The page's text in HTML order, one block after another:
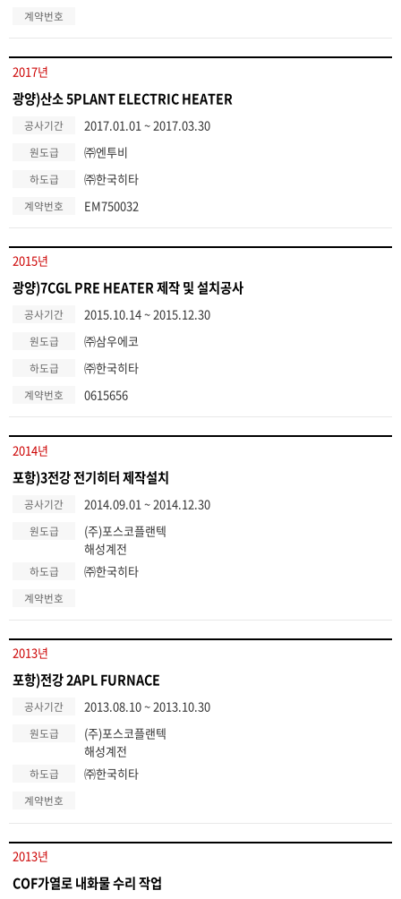
계약번호
2017년
광양)산소 5PLANT ELECTRIC HEATER
공사기간 2017.01.01 ~ 2017.03.30
원도급 ㈜엔투비
하도급 ㈜한국히타
계약번호 EM750032
2015년
광양)7CGL PRE HEATER 제작 및 설치공사
공사기간 2015.10.14 ~ 2015.12.30
원도급 ㈜삼우에코
하도급 ㈜한국히타
계약번호 0615656
2014년
포항)3전강 전기히터 제작설치
공사기간 2014.09.01 ~ 2014.12.30
원도급
(주)포스코플랜텍
해성계전
하도급 ㈜한국히타
계약번호
2013년
포항)전강 2APL FURNACE
공사기간 2013.08.10 ~ 2013.10.30
원도급
(주)포스코플랜텍
해성계전
하도급 ㈜한국히타
계약번호
2013년
COF가열로 내화물 수리 작업